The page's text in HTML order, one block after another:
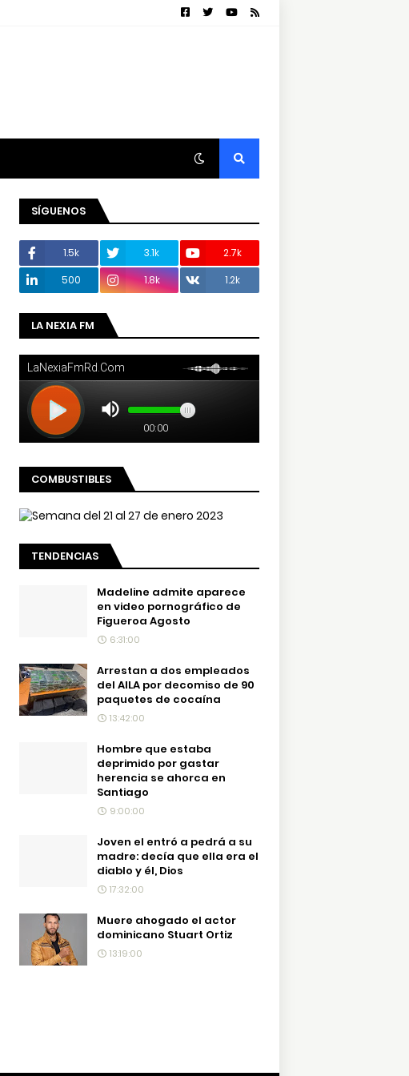
SÍGUENOS
1.5k 3.1k
2.7k
500
1.8k 1.2k
LA NEXIA FM
COMBUSTIBLES
TENDENCIAS
Madeline admite aparece
en video pornográfico de
Figueroa Agosto
6:31:00
Arrestan a dos empleados
del AILA por decomiso de 90
paquetes de cocaína
13:42:00
Hombre que estaba
deprimido por gastar
herencia se ahorca en
Santiago
9:00:00
Joven el entró a pedrá a su
madre: decía que ella era el
diablo y él, Dios
17:32:00
Muere ahogado el actor
dominicano Stuart Ortiz
13:19:00